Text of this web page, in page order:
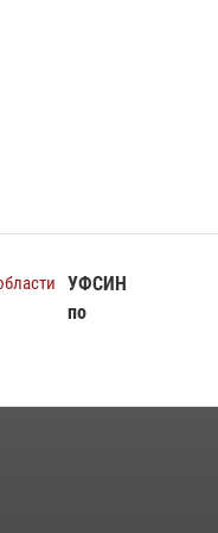
УФСИН
по